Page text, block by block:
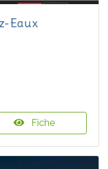
Eaux
Fiche